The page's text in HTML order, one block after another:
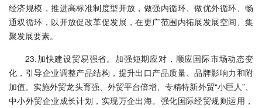
经济规模，推进高标准制度型开放，做强内循环、做优外循环、畅
通双循环，以开放促改革促发展，在更广范围内拓展发展空间、集
聚发展要素。
23.加快建设贸易强省。加强短期应对，顺应国际市场动态变
化，引导企业调整产品结构，提升出口产品质量、品牌影响力和附
加值。实施外贸龙头育强、外贸平台倍增、专精特新外贸“小巨人”、
中小外贸企业成长计划，实现万企出海。强化国际经贸规则运用，